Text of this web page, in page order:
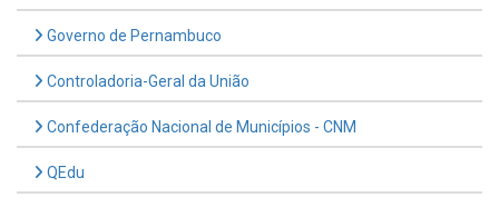
Governo de Pernambuco
Controladoria-Geral da União
Confederação Nacional de Municípios - CNM
QEdu